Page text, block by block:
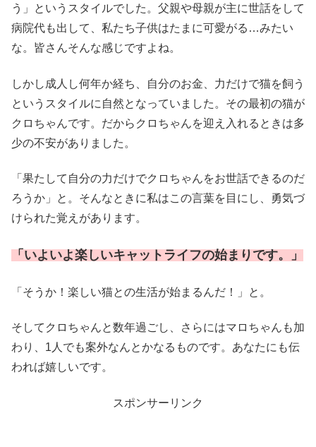
う」というスタイルでした。父親や母親が主に世話をして
病院代も出して、私たち子供はたまに可愛がる…みたい
な。皆さんそんな感じですよね。
しかし成人し何年か経ち、自分のお金、力だけで猫を飼う
というスタイルに自然となっていました。その最初の猫が
クロちゃんです。だからクロちゃんを迎え入れるときは多
少の不安がありました。
「果たして自分の力だけでクロちゃんをお世話できるのだ
ろうか」と。そんなときに私はこの言葉を目にし、勇気づ
けられた覚えがあります。
「いよいよ楽しいキャットライフの始まりです。」
「そうか！楽しい猫との生活が始まるんだ！」と。
そしてクロちゃんと数年過ごし、さらにはマロちゃんも加
わり、1人でも案外なんとかなるものです。あなたにも伝
われば嬉しいです。
スポンサーリンク